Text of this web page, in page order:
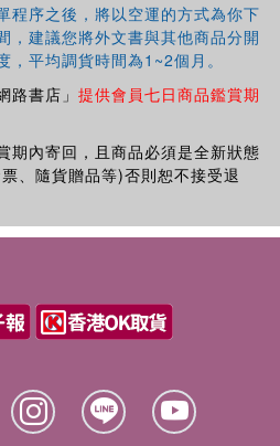
程序之後，將以空運的方式為你下
，建議您將外文書與其他商品分開
平均調貨時間為1~2個月。
書店」 提供會員七日商品鑑賞期
期內寄回，且商品必須是全新狀態
、隨貨贈品等)否則恕不接受退